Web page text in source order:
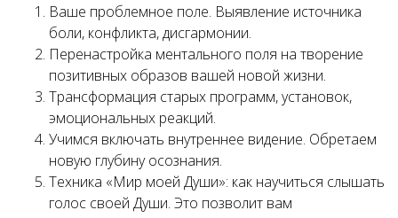
Ваше проблемное поле. Выявление источника
боли, конфликта, дисгармонии.
Перенастройка ментального поля на творение
позитивных образов вашей новой жизни.
Трансформация старых программ, установок,
эмоциональных реакций.
Учимся включать внутреннее видение. Обретаем
новую глубину осознания.
Техника «Мир моей Души»: как научиться слышать
голос своей Души. Это позволит вам